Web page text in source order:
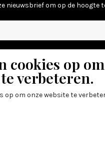
nieuwsbrief om op de hoogte
cookies op
verbeteren.
op om onze website te